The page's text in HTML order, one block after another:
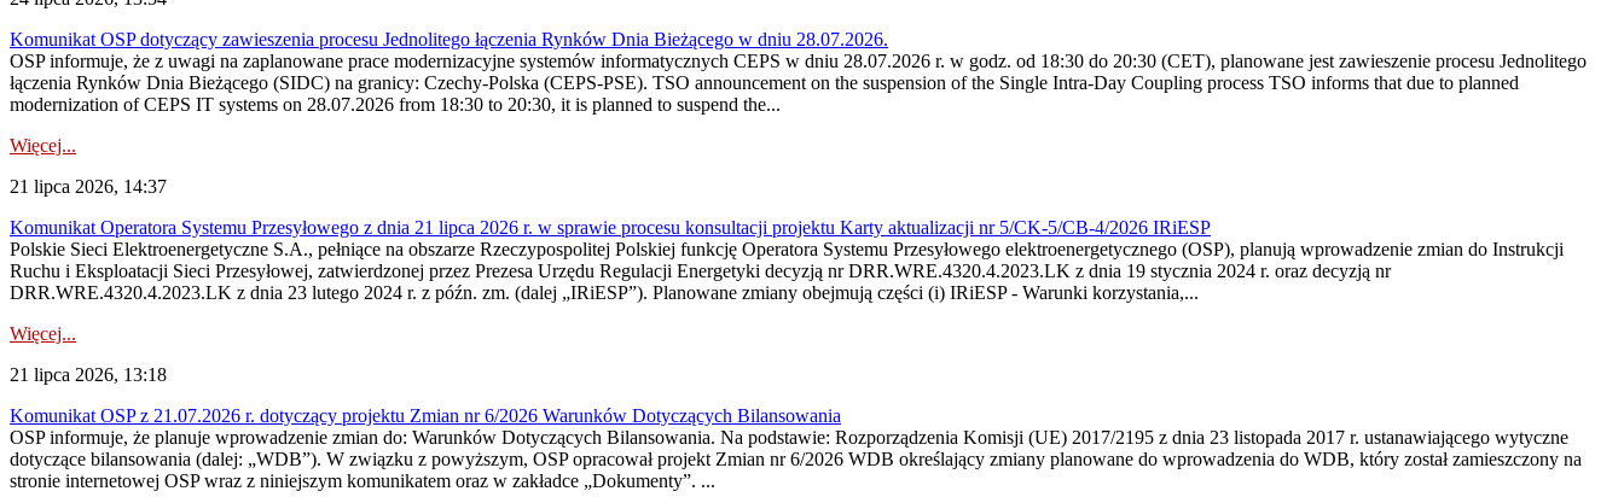
Komunikat OSP dotyczący zawieszenia procesu Jednolitego łączenia Rynków Dnia Bieżącego w dniu 28.07.2026.
OSP informuje, że z uwagi na zaplanowane prace modernizacyjne systemów informatycznych CEPS w dniu 28.07.2026 r. w godz. od 18:30 do 20:30 (CET), planowane jest zawieszenie procesu Jednolitego
łączenia Rynków Dnia Bieżącego (SIDC) na granicy: Czechy-Polska (CEPS-PSE). TSO announcement on the suspension of the Single Intra-Day Coupling process TSO informs that due to planned
modernization of CEPS IT systems on 28.07.2026 from 18:30 to 20:30, it is planned to suspend the...
Więcej...
21 lipca 2026, 14:37
Komunikat Operatora Systemu Przesyłowego z dnia 21 lipca 2026 r. w sprawie procesu konsultacji projektu Karty aktualizacji nr 5/CK-5/CB-4/2026 IRiESP
Polskie Sieci Elektroenergetyczne S.A., pełniące na obszarze Rzeczypospolitej Polskiej funkcję Operatora Systemu Przesyłowego elektroenergetycznego (OSP), planują wprowadzenie zmian do Instrukcji
Ruchu i Eksploatacji Sieci Przesyłowej, zatwierdzonej przez Prezesa Urzędu Regulacji Energetyki decyzją nr DRR.WRE.4320.4.2023.LK z dnia 19 stycznia 2024 r. oraz decyzją nr
DRR.WRE.4320.4.2023.LK z dnia 23 lutego 2024 r. z późn. zm. (dalej „IRiESP”). Planowane zmiany obejmują części (i) IRiESP - Warunki korzystania,...
Więcej...
21 lipca 2026, 13:18
Komunikat OSP z 21.07.2026 r. dotyczący projektu Zmian nr 6/2026 Warunków Dotyczących Bilansowania
OSP informuje, że planuje wprowadzenie zmian do: Warunków Dotyczących Bilansowania. Na podstawie: Rozporządzenia Komisji (UE) 2017/2195 z dnia 23‍ listopada 2017 r. ustanawiającego wytyczne
dotyczące bilansowania (dalej: „WDB”). W związku z powyższym, OSP opracował projekt Zmian nr 6/2026 WDB określający zmiany planowane do wprowadzenia do WDB, który został zamieszczony na
stronie internetowej OSP wraz z niniejszym komunikatem oraz w zakładce „Dokumenty”. ...